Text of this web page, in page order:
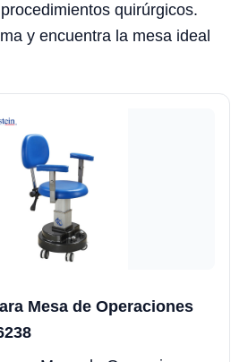
quirúrgicos.
y encuentra la mesa ideal
Mesa de Operaciones